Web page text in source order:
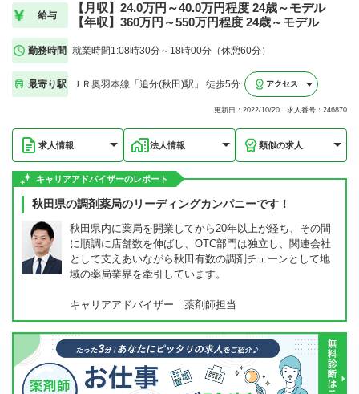
給与
【月収】24.0万円～40.0万円程度 24歳～モデル
【年収】360万円～550万円程度 24歳～モデル
勤務時間 就業時間1:08時30分～18時00分（休憩60分）
最寄り駅 ＪＲ奥羽本線「追分(秋田)駅」 徒歩5分 アクセス
更新日：2022/10/20 求人番号：246870
求人情報 法人情報 類似の求人
キャリアアドバイザーのレポート
秋田県の調剤薬局のリーディングカンパニーです！
秋田県内に薬局を開業してから20年以上が経ち、その間
に順調に店舗数を伸ばし、OTC部門は独立し、関連会社
として支えあいながら秋田有数の調剤チェーンとして地
域の薬局業界を牽引しています。
キャリアアドバイザー 薬剤師担当